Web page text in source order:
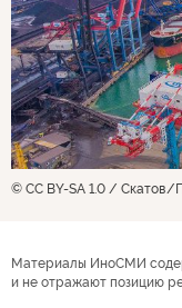
© CC BY-SA 1.0 / Скатов
Материалы ИноСМИ
и не отражают позицию